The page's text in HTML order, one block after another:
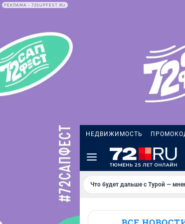
РЕКЛАМА • 72SUPFEST.RU
НЕДВИЖИМОСТЬ
Что будет дальше с Турой —